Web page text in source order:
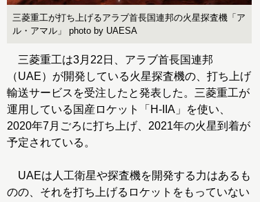
三菱重工が打ち上げるアラブ首長国連邦の火星探査機「ア
ル・アマル」 photo by UAESA
三菱重工は3月22日、アラブ首長国連邦
（UAE）が開発している火星探査機の、打ち上げ
輸送サービスを受注したと発表した。三菱重工が
運用している国産ロケット「H-IIA」を使い、
2020年7月ごろに打ち上げ、2021年の火星到着が
予定されている。
UAEは人工衛星や探査機を開発する力はあるも
のの、それを打ち上げるロケットをもっていない